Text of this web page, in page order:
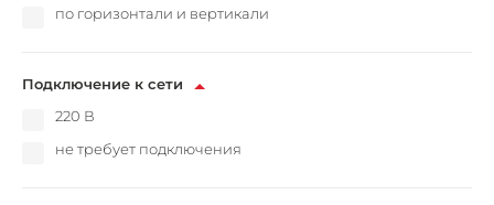
по горизонтали и вертикали
Подключение к сети
220 В
не требует подключения